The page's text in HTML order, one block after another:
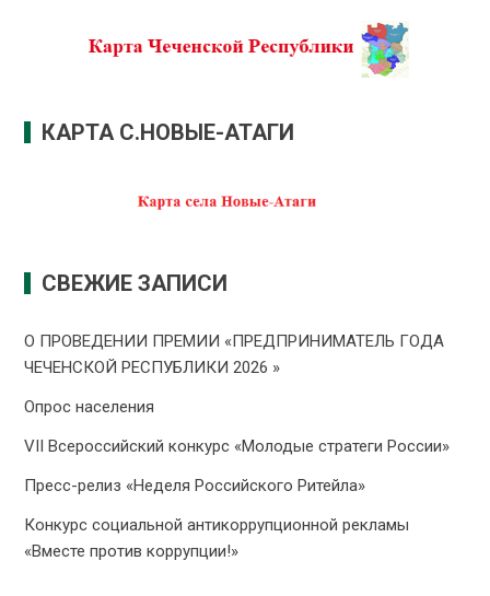
КАРТА С.НОВЫЕ-АТАГИ
СВЕЖИЕ ЗАПИСИ
О ПРОВЕДЕНИИ ПРЕMИИ «ПРЕДПРИНИМАТЕЛЬ ГОДА
ЧЕЧЕНСКОЙ РЕСПУБЛИКИ 2026 »
Опрос населения
VII Всероссийский конкурс «Молодые стратеги России»
Пресс-релиз «Неделя Российского Ритейла»
Конкурс социальной антикоррупционной рекламы
«Вместе против коррупции!»